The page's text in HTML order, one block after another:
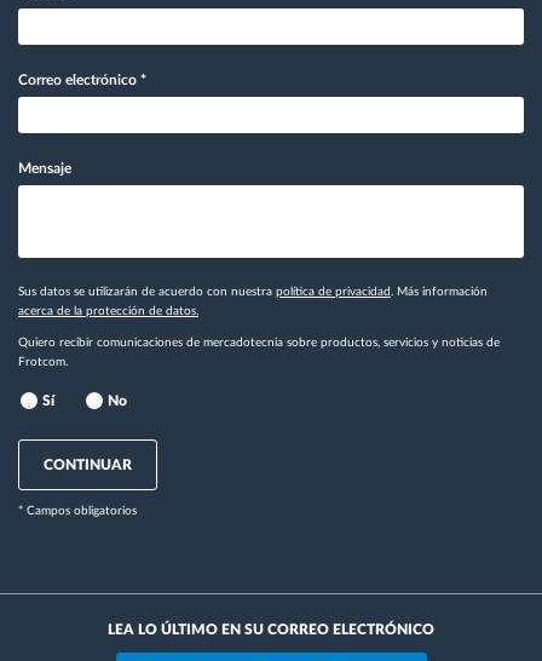
Correo electrónico *
Mensaje
Sus datos se utilizarán de acuerdo con nuestra política de privacidad
. Más información
acerca de la protección de datos.
Quiero recibir comunicaciones de mercadotecnia sobre productos, servicios y noticias de
Frotcom.
Sí No
CONTINUAR
* Campos obligatorios
LEA LO ÚLTIMO EN SU CORREO ELECTRÓNICO